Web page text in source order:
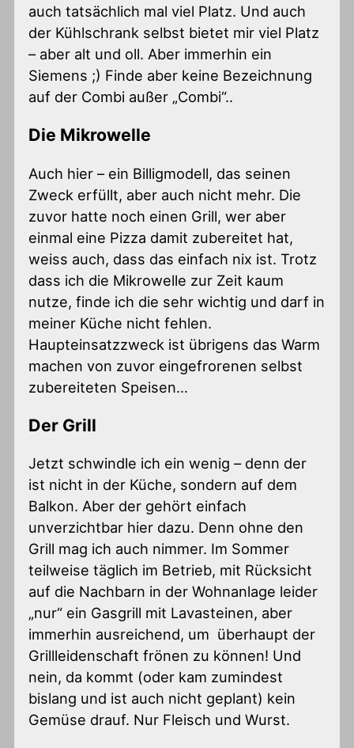
auch tatsächlich mal viel Platz. Und auch
der Kühlschrank selbst bietet mir viel Platz
– aber alt und oll. Aber immerhin ein
Siemens ;) Finde aber keine Bezeichnung
auf der Combi außer „Combi“..
Die Mikrowelle
Auch hier – ein Billigmodell, das seinen
Zweck erfüllt, aber auch nicht mehr. Die
zuvor hatte noch einen Grill, wer aber
einmal eine Pizza damit zubereitet hat,
weiss auch, dass das einfach nix ist. Trotz
dass ich die Mikrowelle zur Zeit kaum
nutze, finde ich die sehr wichtig und darf in
meiner Küche nicht fehlen.
Haupteinsatzzweck ist übrigens das Warm
machen von zuvor eingefrorenen selbst
zubereiteten Speisen…
Der Grill
Jetzt schwindle ich ein wenig – denn der
ist nicht in der Küche, sondern auf dem
Balkon. Aber der gehört einfach
unverzichtbar hier dazu. Denn ohne den
Grill mag ich auch nimmer. Im Sommer
teilweise täglich im Betrieb, mit Rücksicht
auf die Nachbarn in der Wohnanlage leider
„nur“ ein Gasgrill mit Lavasteinen, aber
immerhin ausreichend, um überhaupt der
Grillleidenschaft frönen zu können! Und
nein, da kommt (oder kam zumindest
bislang und ist auch nicht geplant) kein
Gemüse drauf. Nur Fleisch und Wurst.